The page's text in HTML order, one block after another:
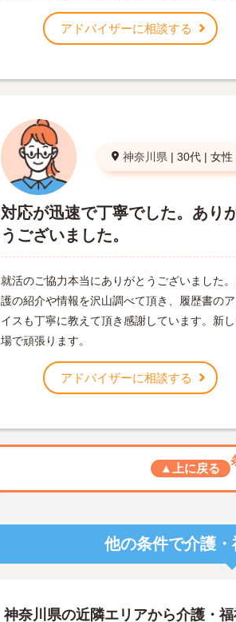
アドバイザーに相談する
神奈川県 | 30代 | 女性
対応が迅速で丁寧でした。あり
うございました。
就活のご協力本当にありがとうございました
護の紹介や情報を沢山調べて頂き、履歴書の
イスも丁寧に教えて頂き感謝しています。新
場で頑張ります。
アドバイザーに相談する
▲上に戻る
他の条件で介護
神奈川県の近隣エリアから介護・